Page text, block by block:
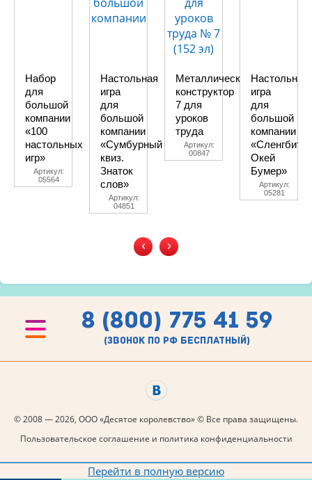
Набор
для
большой
компании
«100
настольных
игр»
Артикул:
05564
Настольная
игра
для
большой
компании
«Сумбурный
квиз.
Знаток
слов»
Артикул:
04851
Металлический
конструктор
7 для
уроков
труда
Артикул:
00847
Настольная
игра
для
большой
компании
Окей
Бумер»
Артикул:
05281
‹ ›
8 (800) 775 41 59
(звонок по рф бесплатный)
© 2008 — 2026, ООО «Десятое королевство» © Все права защищены.
Пользовательское соглашение и политика конфиденциальности
Перейти в полную версию